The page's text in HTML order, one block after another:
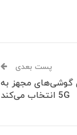
پست بعدی
گوشی‌های مجهز به